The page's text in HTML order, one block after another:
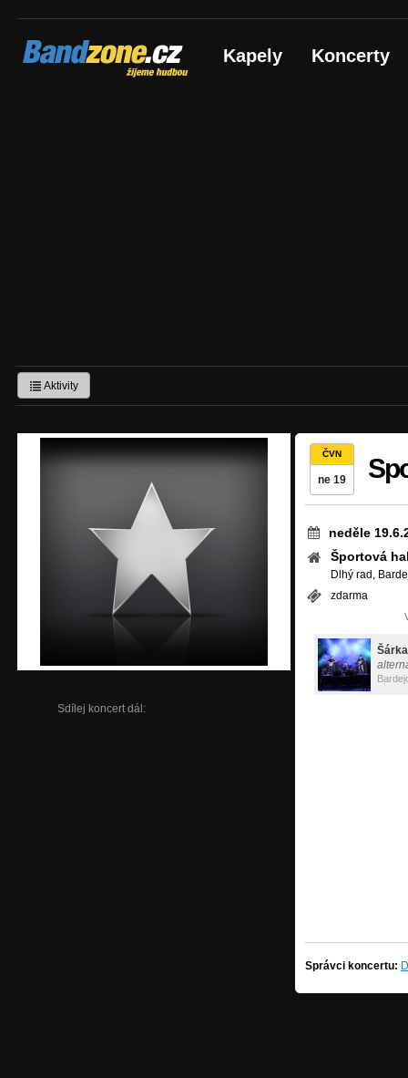
Bandzone.cz
žijeme hudbou Kapely Koncerty
Aktivity
Sdílej koncert dál:
ČVN
ne 19
neděle
Športová
Dlhý rad,
zdarma
Šárka
Správci koncertu: